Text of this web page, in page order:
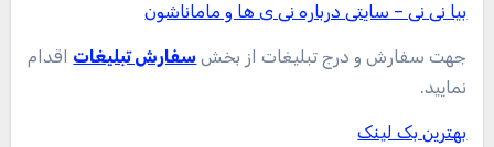
بیا نی نی – سایتی درباره نی ی ها و ماماناشون
جهت سفارش و درج تبلیغات از بخش سفارش تبلیغات اقدام
نمایید.
بهترین بک لینک